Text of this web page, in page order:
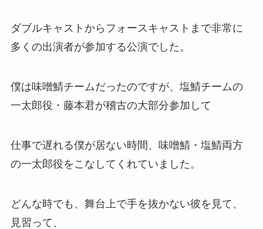
ダブルキャストからフォースキャストまで非常に
多くの出演者が参加する公演でした。
僕は味噌鯖チームだったのですが、塩鯖チームの
一太郎役・藤本君が稽古の大部分参加して
仕事で遅れる僕が居ない時間、味噌鯖・塩鯖両方
の一太郎役をこなしてくれていました。
どんな時でも、舞台上で手を抜かない彼を見て、
見習って、